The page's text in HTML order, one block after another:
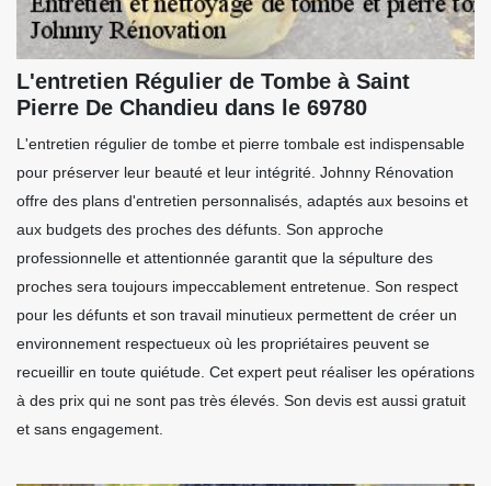
L'entretien Régulier de Tombe à Saint
Pierre De Chandieu dans le 69780
L'entretien régulier de tombe et pierre tombale est indispensable
pour préserver leur beauté et leur intégrité. Johnny Rénovation
offre des plans d'entretien personnalisés, adaptés aux besoins et
aux budgets des proches des défunts. Son approche
professionnelle et attentionnée garantit que la sépulture des
proches sera toujours impeccablement entretenue. Son respect
pour les défunts et son travail minutieux permettent de créer un
environnement respectueux où les propriétaires peuvent se
recueillir en toute quiétude. Cet expert peut réaliser les opérations
à des prix qui ne sont pas très élevés. Son devis est aussi gratuit
et sans engagement.